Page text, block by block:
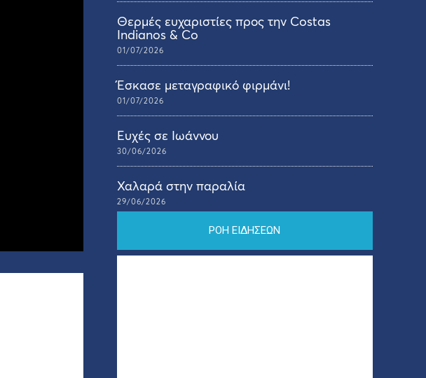
Θερμές ευχαριστίες προς την Costas
Indianos & Co
01/07/2026
Έσκασε μεταγραφικό φιρμάνι!
01/07/2026
Ευχές σε Ιωάννου
30/06/2026
Χαλαρά στην παραλία
29/06/2026
ΡΟΗ ΕΙΔΗΣΕΩΝ